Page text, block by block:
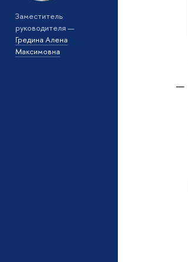
Заместитель
руководителя —
Гредина Алена
Максимовна